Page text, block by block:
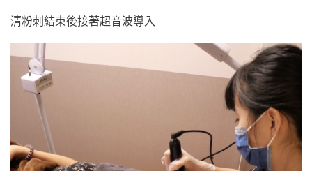
清粉刺結束後接著超音波導入